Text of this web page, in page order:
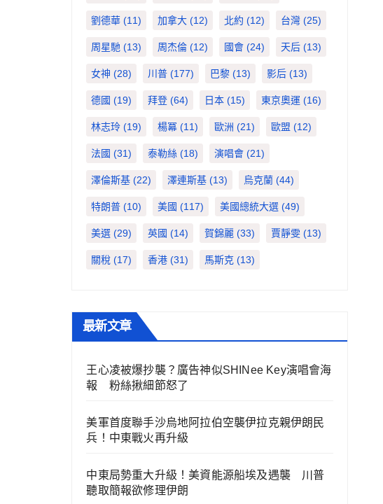
劉德華 (11) 加拿大 (12) 北約 (12) 台灣 (25)
周星馳 (13) 周杰倫 (12) 國會 (24) 天后 (13)
女神 (28) 川普 (177) 巴黎 (13) 影后 (13)
德國 (19) 拜登 (64) 日本 (15) 東京奧運 (16)
林志玲 (19) 楊冪 (11) 歐洲 (21) 歐盟 (12)
法國 (31) 泰勒絲 (18) 演唱會 (21)
澤倫斯基 (22) 澤連斯基 (13) 烏克蘭 (44)
特朗普 (10) 美國 (117) 美國總統大選 (49)
美選 (29) 英國 (14) 賀錦麗 (33) 賈靜雯 (13)
關稅 (17) 香港 (31) 馬斯克 (13)
最新文章
王心凌被爆抄襲？廣告神似SHINee Key演唱會海
報 粉絲揪細節怒了
美軍首度聯手沙烏地阿拉伯空襲伊拉克親伊朗民
兵！中東戰火再升級
中東局勢重大升級！美資能源船埃及遇襲 川普
聽取簡報欲修理伊朗